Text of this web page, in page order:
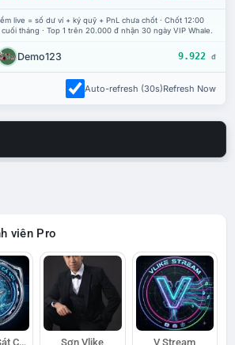
live = số dư ví + ký quỹ + PnL chưa chốt · Chốt 12:00
tháng · Top 1 trên 20.000 đ nhận 30 ngày VIP Whale.
Demo123 9.922 đ
Auto-refresh (30s)Refresh Now
viên Pro
Đội Trinh Sát Cá Voi Sơn Vlike V Stream